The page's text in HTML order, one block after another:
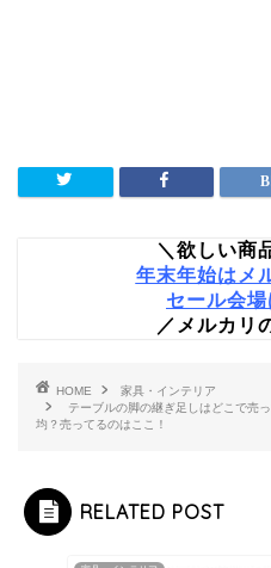
＼欲しい商
年末年始はメ
セール会場
／メルカリ
HOME
家具・インテリア
テーブルの脚の継ぎ足しはどこで売
均？売ってるのはここ！
RELATED POST